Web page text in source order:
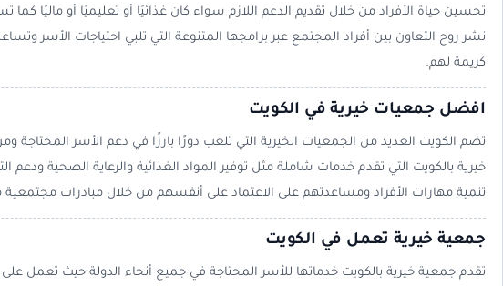
تحسين حياة الأفراد من خلال تقديم الدعم اللازم سواء كان غذائيًا أو تعليميًا أو ماليًا
نشر روح التعاون بين أفراد المجتمع عبر برامجها المتنوعة التي تلبي احتياجات الأسر
كريمة لهم.
افضل جمعيات خيرية في الكويت
تضم الكويت العديد من الجمعيات الخيرية التي تلعب دورًا بارزًا في دعم الأسر المحتاجة
خيرية بالكويت التي تقدم خدمات شاملة مثل توفير المواد الغذائية والرعاية الصحية ودعم
تنمية مهارات الأفراد ومساعدتهم على الاعتماد على أنفسهم من خلال مبادرات
جمعية خيرية تعمل في الكويت
تقدم جمعية خيرية بالكويت خدماتها للأسر المحتاجة في جميع أنحاء الدولة حيث تعمل